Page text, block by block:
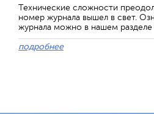
Технические сложности
номер журнала вышел в свет.
журнала можно в нашем
подробнее